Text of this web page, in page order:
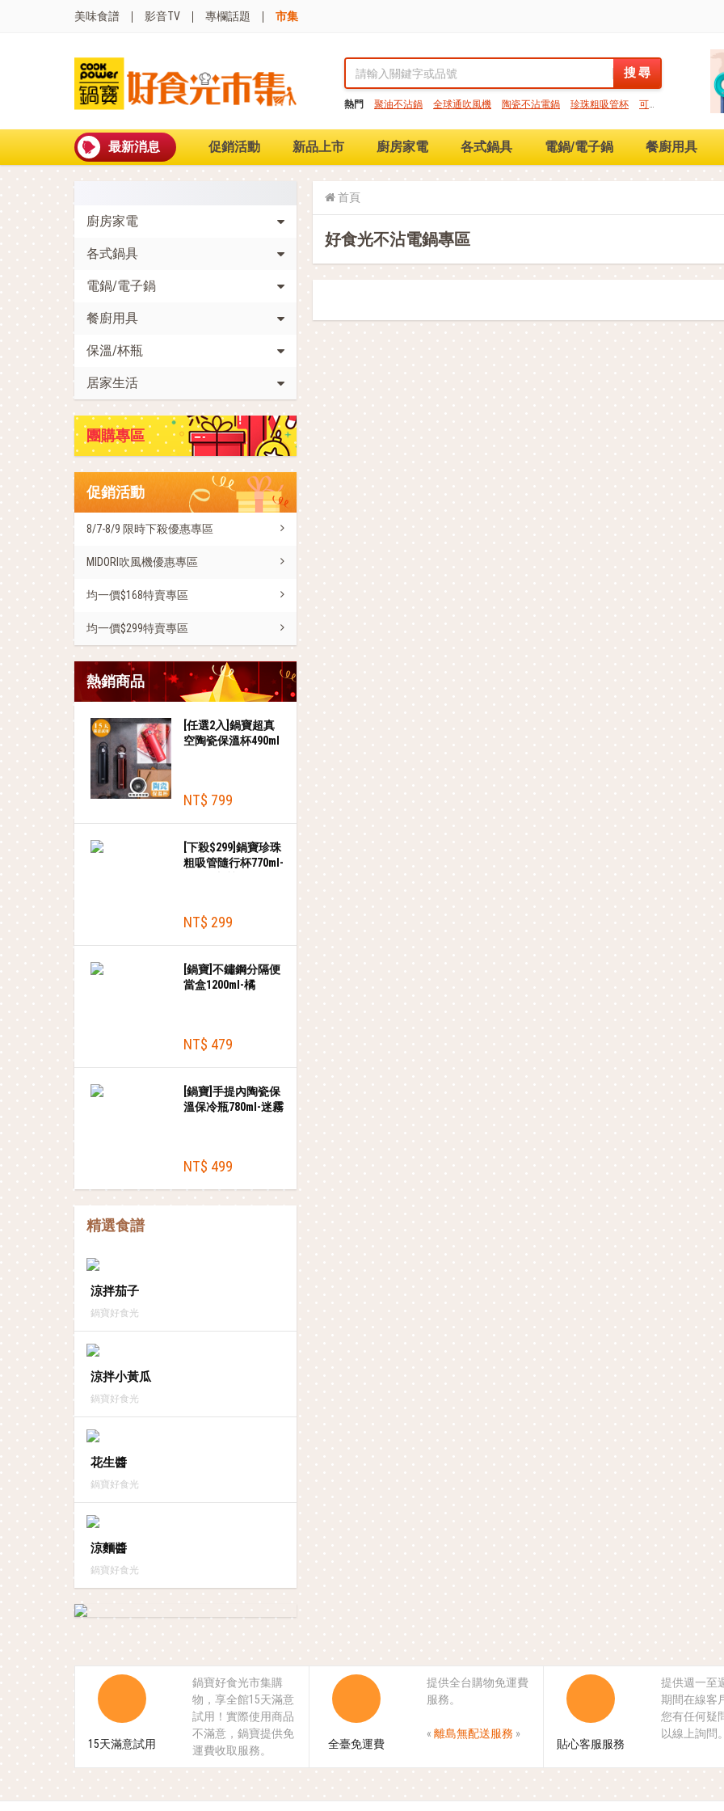
美味食譜 影音TV 專欄話題 市集
搜 尋
熱門 聚油不沾鍋 全球通吹風機 陶瓷不沾電鍋 珍珠粗吸管杯
可微
最新消息 促銷活動 新品上市 廚房家電 各式鍋具 電鍋/電子鍋 餐廚用具
廚房家電
各式鍋具
電鍋/電子鍋
餐廚用具
保溫/杯瓶
居家生活
團購專區
促銷活動
8/7-8/9 限時下殺優惠專區
MIDORI吹風機優惠專區
均一價$168特賣專區
均一價$299特賣專區
熱銷商品
[任選2入]鍋寶超真
空陶瓷保溫杯490ml
NT$ 799
[下殺$299]鍋寶珍珠
粗吸管隨行杯770ml-
NT$ 299
[鍋寶]不鏽鋼分隔便
當盒1200ml-橘
NT$ 479
[鍋寶]手提內陶瓷保
溫保冷瓶780ml-迷霧
NT$ 499
精選食譜
涼拌茄子
鍋寶好食光
涼拌小黃瓜
鍋寶好食光
花生醬
鍋寶好食光
涼麵醬
鍋寶好食光
首頁
好食光不沾電鍋專區
15天滿意試用
鍋寶好食光市集購
物，享全館15天滿意
試用！實際使用商品
不滿意，鍋寶提供免
運費收取服務。
全臺免運費
提供全台購物免運費
服務。
« 離島無配送服務 »
貼心客服服務
提供週一至
期間在線客
您有任何疑
以線上詢問
搜 尋